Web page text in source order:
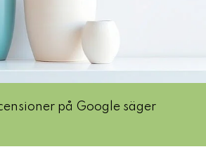
på Google säger